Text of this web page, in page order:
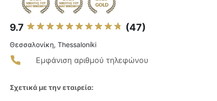
9.7 (47)
Θεσσαλονίκη, Thessaloníki
Εμφάνιση αριθμού τηλεφώνου
Σχετικά με την εταιρεία: